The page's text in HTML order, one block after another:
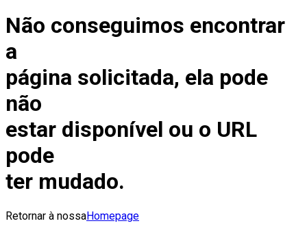
Não conseguimos encontrar
a
página solicitada, ela pode
não
estar disponível ou o URL
pode
ter mudado.
Retornar à nossaHomepage